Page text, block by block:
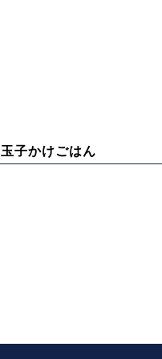
玉子かけごはん